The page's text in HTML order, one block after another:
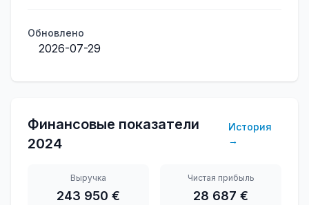
Обновлено
2026-07-29
Финансовые показатели
2024
История
→
Выручка
243 950 €
Чистая прибыль
28 687 €